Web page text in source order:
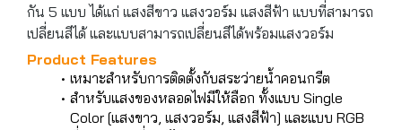
กัน 5 แบบ ได้แก่ แสงสีขาว แสงวอร์ม แสงสีฟ้า แบบที่สามารถ
เปลี่ยนสีได้ และแบบสามารถเปลี่ยนสีได้พร้อมแสงวอร์ม
Product Features
เหมาะสำหรับการติดตั้งกับสระว่ายน้ำคอนกรีต
สำหรับแสงของหลอดไฟมีให้ลือก ทั้งแบบ Single
Color [แสงขาว, แสงวอร์ม, แสงสีฟ้า] และแบบ RGB